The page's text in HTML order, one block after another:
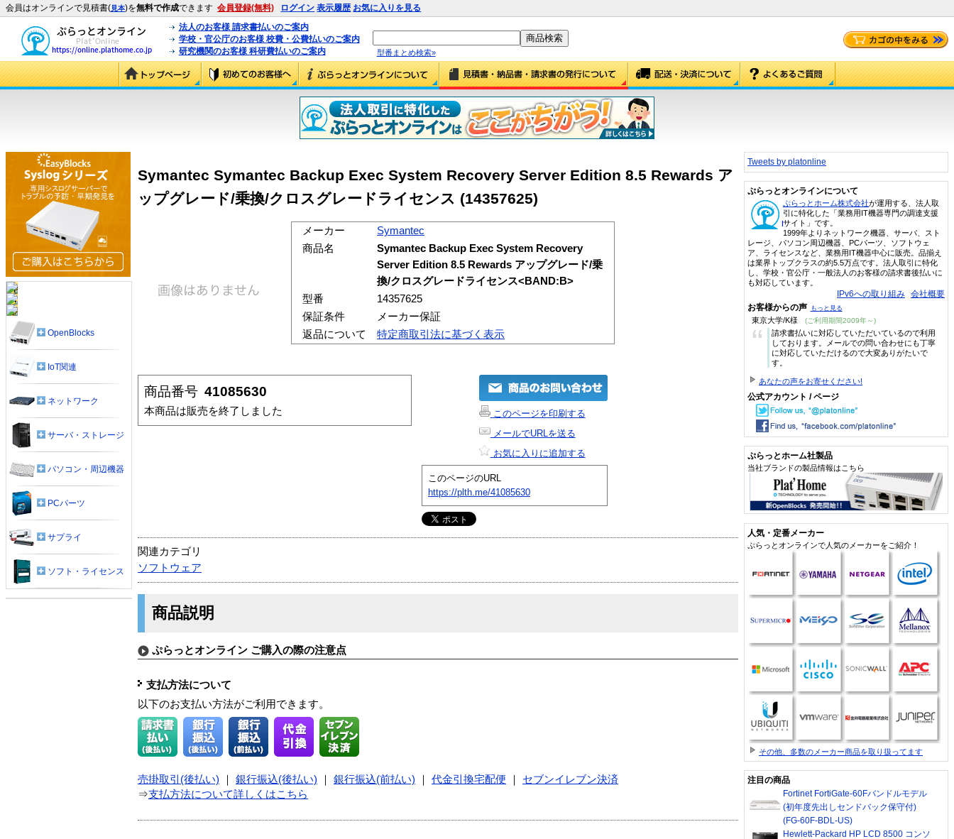
会員はオンラインで見積書(見本)を無料で作成できます 会員登録(無料) ログイン 表示履歴 お気に入りを見る
法人のお客様 請求書払いのご案内
学校・官公庁のお客様 校費・公費払いのご案内
研究機関のお客様 科研費払いのご案内
型番まとめ検索»
Symantec Symantec Backup Exec System Recovery Server Edition 8.5 Rewards ア
ップグレード/乗換/クロスグレードライセンス (14357625)
メーカー
Symantec
商品名
Symantec Backup Exec System Recovery
Server Edition 8.5 Rewards アップグレード/乗
換/クロスグレードライセンス<BAND:B>
型番
14357625
保証条件
メーカー保証
返品について
特定商取引法に基づく表示
商品番号 41085630
本商品は販売を終了しました
このページを印刷する
メールでURLを送る
お気に入りに追加する
このページのURL
https://plth.me/41085630
関連カテゴリ
ソフトウェア
商品説明
ぷらっとオンライン ご購入の際の注意点
支払方法について
以下のお支払い方法がご利用できます。
売掛取引(後払い) 銀行振込(後払い) 銀行振込(前払い) 代金引換宅配便
セブンイレブン決済
⇒支払方法について詳しくはこちら
OpenBlocks
IoT関連
ネットワーク
サーバ・ストレージ
パソコン・周辺機器
PCパーツ
サプライ
ソフト・ライセンス
Tweets by platonline
ぷらっとオンラインについて
ぷらっとホーム株式会社が運用する、法人取
引に特化した「業務用IT機器専門の調達支援
サイト」です。
1999年よりネットワーク機器、サーバ、スト
レージ、パソコン周辺機器、PCパーツ、ソフトウェ
ア、ライセンスなど、業務用IT機器中心に販売。品揃え
は業界トップクラスの約5.5万点です。法人取引に特化
し、学校・官公庁・一般法人のお客様の請求書後払いに
も対応しています。
IPv6への取り組み 会社概要
お客様からの声 もっと見る
東京大学/K様 (ご利用期間2009年～)
“
請求書払いに対応していただいているので利用
しております。メールでの問い合わせにも丁寧
に対応していただけるので大変ありがたいで
す。
あなたの声をお寄せください!
公式アカウント / ページ
ぷらっとホーム社製品
当社ブランドの製品情報はこちら
人気・定番メーカー
ぷらっとオンラインで人気のメーカーをご紹介！
その他、多数のメーカー商品を取り扱ってます
注目の商品
Fortinet FortiGate-60Fバンドルモデル
(初年度先出しセンドバック保守付)
(FG-60F-BDL-US)
Hewlett-Packard HP LCD 8500 コンソ